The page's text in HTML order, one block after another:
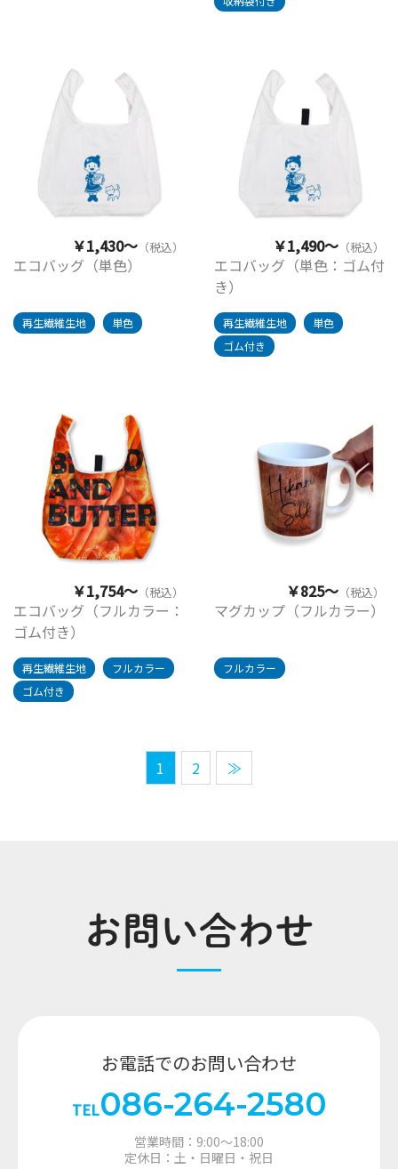
￥1,430～ （税込）
エコバッグ（単色）
再生繊維生地 単色
￥1,490～（税込）
エコバッグ（単色：ゴム付
き）
再生繊維生地
単色
ゴム付き
￥1,754～ （税込）
エコバッグ（フルカラー：
ゴム付き）
再生繊維生地
フルカラー
ゴム付き
￥825～（税込）
マグカップ（フルカラー）
フルカラー
1 2 ≫
お問い合わせ
お電話でのお問い合わせ
TEL086-264-2580
営業時間：9:00～18:00
定休日：土・日曜日・祝日